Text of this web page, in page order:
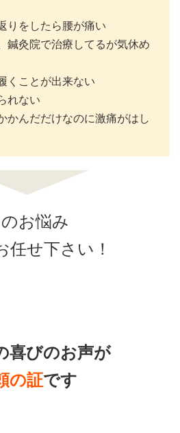
りをしたら腰が痛い
鍼灸院で治療してるが気休め
くことが出来ない
れない
かんだだけなのに激痛がはし
お悩み
任せ下さい！
喜びのお声が
の証です